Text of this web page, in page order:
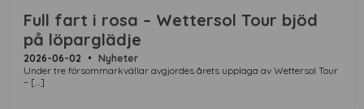
Full fart i rosa – Wettersol Tour bjöd
på löparglädje
2026-06-02 •
Nyheter
Under tre försommarkvällar avgjordes årets upplaga av Wettersol Tour
– […]